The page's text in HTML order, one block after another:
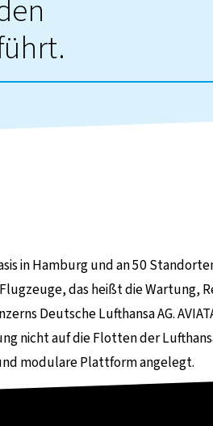
führt zu einer externen Seite
in Hamburg und an 50
das heißt die Wartung,
Deutsche Lufthansa AG.
nicht auf die Flotten der
modulare Plattform angelegt.